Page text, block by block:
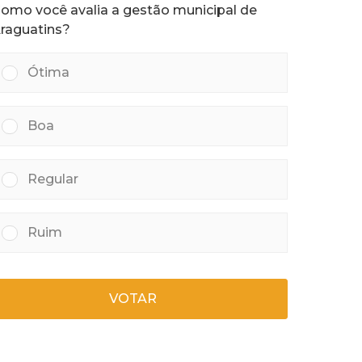
á
você avalia a gestão municipal de
Ótima
Boa
Regular
Ruim
VOTAR